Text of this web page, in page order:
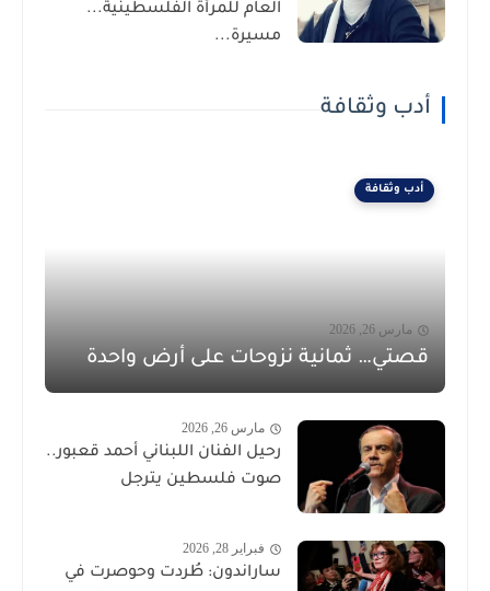
العام للمرأة الفلسطينية...
مسيرة...
أدب وثقافة
أدب وثقافة
مارس 26, 2026
قصتي… ثمانية نزوحات على أرض واحدة
مارس 26, 2026
رحيل الفنان اللبناني أحمد قعبور..
صوت فلسطين يترجل
فبراير 28, 2026
ساراندون: طُردت وحوصرت في